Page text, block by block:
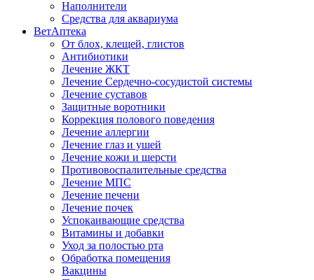
Наполнители
Средства для аквариума
ВетАптека
От блох, клещей, глистов
Антибиотики
Лечение ЖКТ
Лечение Сердечно-сосудистой системы
Лечение суставов
Защитные воротники
Коррекция полового поведения
Лечение аллергии
Лечение глаз и ушей
Лечение кожи и шерсти
Противовоспалительные средства
Лечение МПС
Лечение печени
Лечение почек
Успокаивающие средства
Витамины и добавки
Уход за полостью рта
Обработка помещения
Вакцины